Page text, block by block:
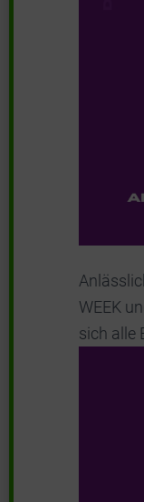
WEEK
sich alle